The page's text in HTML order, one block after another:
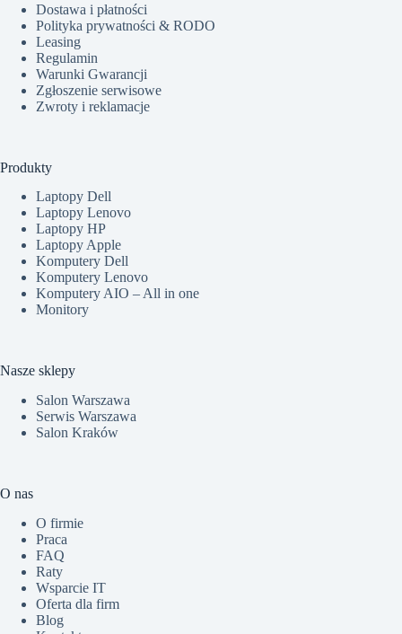
Dostawa i płatności
Polityka prywatności & RODO
Leasing
Regulamin
Warunki Gwarancji
Zgłoszenie serwisowe
Zwroty i reklamacje
Produkty
Laptopy Dell
Laptopy Lenovo
Laptopy HP
Laptopy Apple
Komputery Dell
Komputery Lenovo
Komputery AIO – All in one
Monitory
Nasze sklepy
Salon Warszawa
Serwis Warszawa
Salon Kraków
O nas
O firmie
Praca
FAQ
Raty
Wsparcie IT
Oferta dla firm
Blog